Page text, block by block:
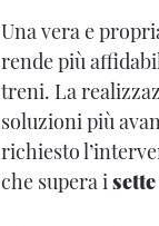
Una vera e
rende più
treni. La
soluzioni più
richiesto
che supera i